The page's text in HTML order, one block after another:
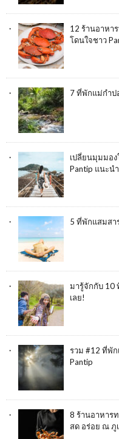
12 ร้านอาหา
โดนใจชาว
7 ที่พักแม่กำป
เปลี่ยนมุมมอ
Pantip แนะน
5 ที่พักแสมสา
มารู้จักกับ 10
เลย!
รวม #12 ที่พั
Pantip
8 ร้านอาหาร
สด อร่อย ณ ภู